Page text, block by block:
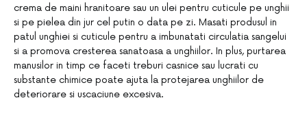
crema de maini hranitoare sau un ulei pentru cuticule pe unghii
si pe pielea din jur cel putin o data pe zi. Masati produsul in
patul unghiei si cuticule pentru a imbunatati circulatia sangelui
si a promova cresterea sanatoasa a unghiilor. In plus, purtarea
manusilor in timp ce faceti treburi casnice sau lucrati cu
substante chimice poate ajuta la protejarea unghiilor de
deteriorare si uscaciune excesiva.